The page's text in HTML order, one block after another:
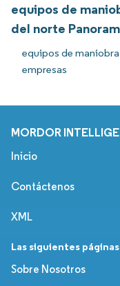
equipos de
del norte
equipos de
empresas
MORDOR
Inicio
Contáctenos
XML
Las siguientes
Sobre Nosotros